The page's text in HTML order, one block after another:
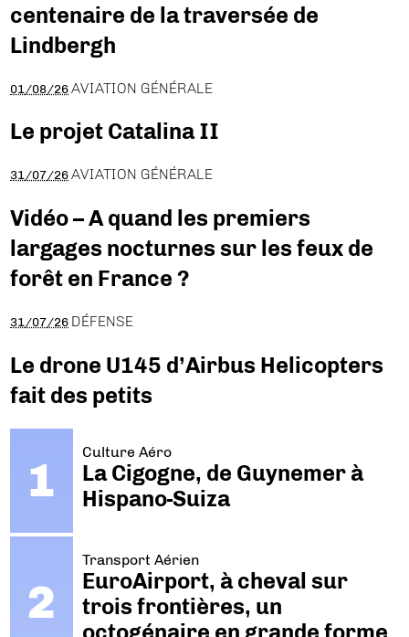
centenaire de la traversée de
Lindbergh
01/08/26 AVIATION GÉNÉRALE
Le projet Catalina II
31/07/26 AVIATION GÉNÉRALE
Vidéo – A quand les premiers
largages nocturnes sur les feux de
forêt en France ?
31/07/26 DÉFENSE
Le drone U145 d’Airbus Helicopters
fait des petits
Culture Aéro
La Cigogne, de Guynemer à
Hispano-Suiza
Transport Aérien
EuroAirport, à cheval sur
trois frontières, un